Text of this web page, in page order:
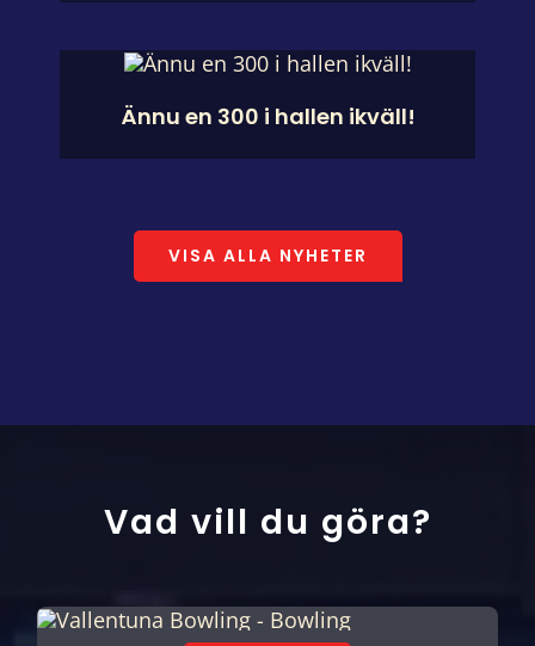
Ännu en 300 i hallen ikväll!
VISA ALLA NYHETER
Vad vill du göra?